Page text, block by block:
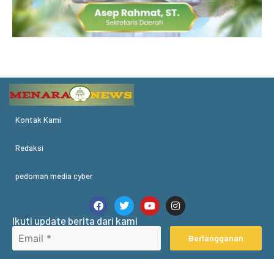
Kontak Kami
Redaksi
pedoman media cyber
Ikuti update berita dari kami
Berlangganan